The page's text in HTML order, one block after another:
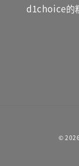
d1choice的
©